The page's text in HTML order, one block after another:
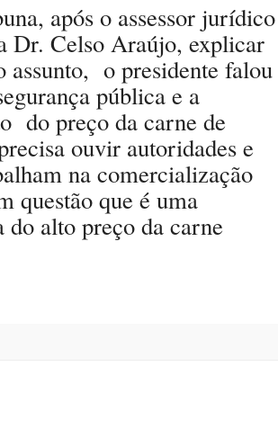
após o assessor jurídico
Dr. Celso Araújo, explicar
assunto, o presidente falou
pública e a
do preço da carne de
ouvir autoridades e
na comercialização
questão que é uma
alto preço da carne